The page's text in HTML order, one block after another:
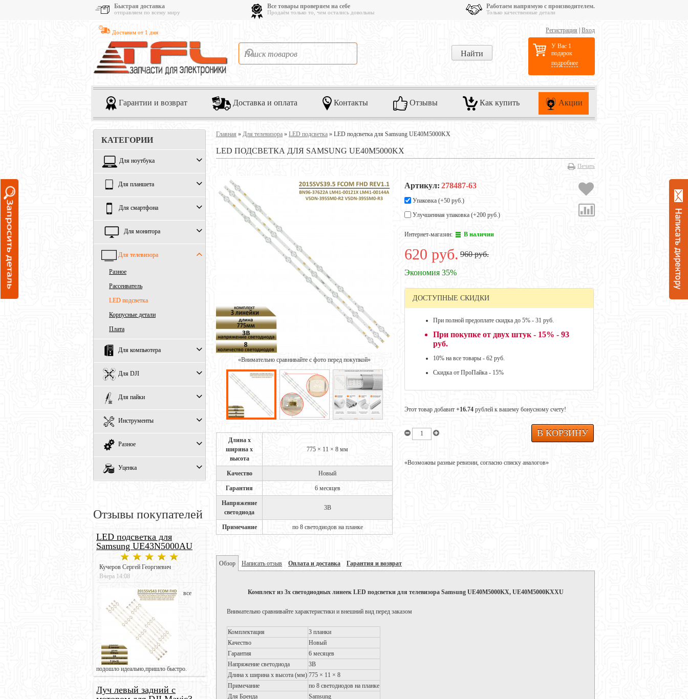
Быстрая доставка
отправляем по всему миру
Все товары проверяем на себе
Продаём только то, чем остались довольны
Работаем напрямую с производителем.
Только качественные детали
Доставим от 1 дня Регистрация Вход
У Вас 1
подарок
подробнее
Гарантии и возврат Доставка и оплата Контакты Отзывы Как купить Акции
КАТЕГОРИИ
Для ноутбука
Для планшета
Для смартфона
Для монитора
Для телевизора
Разное
Рассеиватель
LED подсветка
Корпусные детали
Плата
Для компьютера
Для DJI
Для пайки
Инструменты
Разное
Уценка
Отзывы покупателей
LED подсветка для
Samsung UE43N5000AU
Кучеров Сергей Георгиевич
Вчера 14:08
все
подошло идеально,пришло быстро.
Луч левый задний с
Главная » Для телевизора » LED подсветка » LED подсветка для Samsung UE40M5000KX
LED ПОДСВЕТКА ДЛЯ SAMSUNG UE40M5000KX
Печать
«Внимательно сравнивайте с фото перед покупкой»
Длина х
ширина х
высота
775 × 11 × 8 мм
Качество Новый
Гарантия 6 месяцев
Напряжение
светодиода
3В
Примечание по 8 светодиодов на планке
Артикул: 278487-63
Упаковка (+50 руб.)
Улучшенная упаковка (+200 руб.)
Интернет-магазин: В наличии
620 руб. 960 руб.
Экономия 35%
ДОСТУПНЫЕ СКИДКИ
При полной предоплате скидка до 5% - 31 руб.
При покупке от двух штук - 15% - 93
руб.
10% на все товары - 62 руб.
Скидка от ПроПайка - 15%
Этот товар добавит +16.74 рублей к вашему бонусному счету!
«Возможны разные ревизии, согласно списку аналогов»
Обзор Написать отзыв Оплата и доставка Гарантия и возврат
Комплект из 3х светодиодных линеек LED подсветки для телевизора Samsung UE40M5000KX, UE40M5000KXXU
Внимательно сравнивайте характеристики и внешний вид перед заказом
Комплектация
3 планки
Качество
Новый
Гарантия
6 месяцев
Напряжение светодиода
3В
Длина х ширина х высота (мм) 775 × 11 × 8
Примечание
по 8 светодиодов на планке
Для Бренда
Samsung